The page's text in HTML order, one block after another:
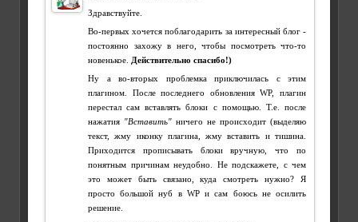
Здравствуйте.
Во-первых хочется поблагодарить за интересный блог -
постоянно захожу в него, чтобы посмотреть что-то
новенькое. Действительно спасибо!)
Ну а во-вторых проблемка приключилась с этим
плагином. После последнего обновления WP, плагин
перестал сам вставлять блоки с помощью. Т.е. после
нажатия "Вставить" ничего не происходит (выделяю
текст, жму иконку плагина, жму вставить и тишина.
Приходится прописывать блоки вручную, что по
понятным причинам неудобно. Не подскажете, с чем
это может быть связано, куда смотреть нужно? Я
просто большой нуб в WP и сам боюсь не осилить
решение.